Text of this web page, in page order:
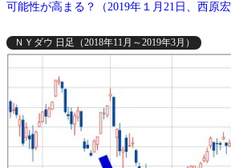
可能性が高まる？（2019年１月21日、西原
ＮＹダウ 日足（2018年11月～2019年3月）